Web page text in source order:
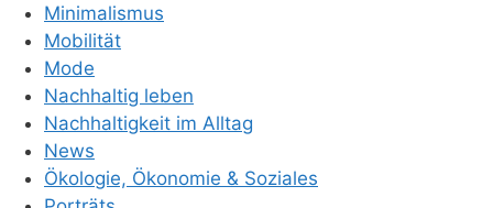
Minimalismus
Mobilität
Mode
Nachhaltig leben
Nachhaltigkeit im Alltag
News
Ökologie, Ökonomie & Soziales